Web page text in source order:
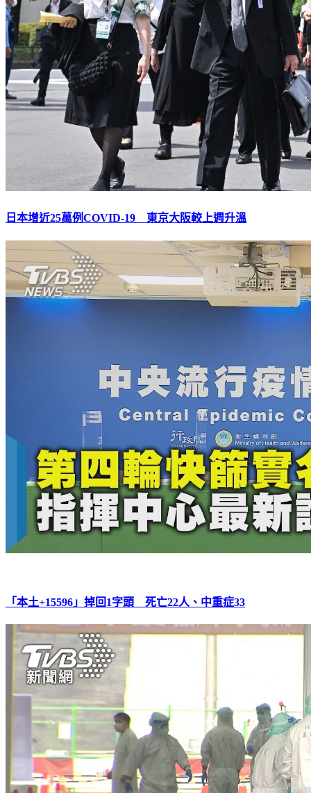
日本增近25萬例COVID-19 東京大阪較上週升溫
「本土+15596」掉回1字頭 死亡22人、中重症33